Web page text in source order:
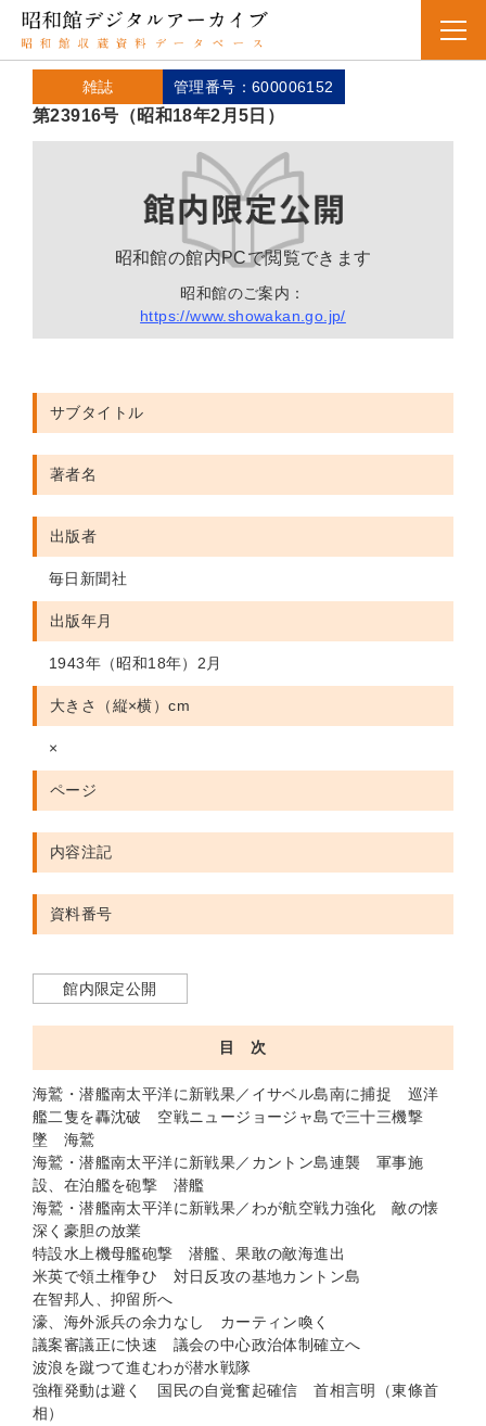
雑誌 管理番号：600006152
第23916号（昭和18年2月5日）
昭和館の館内PCで閲覧できます
昭和館のご案内：
https://www.showakan.go.jp/
サブタイトル
著者名
出版者
毎日新聞社
出版年月
1943年（昭和18年）2月
大きさ（縦×横）cm
×
ページ
内容注記
資料番号
館内限定公開
目 次
海鷲・潜艦南太平洋に新戦果／イサベル島南に捕捉 巡洋
艦二隻を轟沈破 空戦ニュージョージャ島で三十三機撃
墜 海鷲
海鷲・潜艦南太平洋に新戦果／カントン島連襲 軍事施
設、在泊艦を砲撃 潜艦
海鷲・潜艦南太平洋に新戦果／わが航空戦力強化 敵の懐
深く豪胆の放業
特設水上機母艦砲撃 潜艦、果敢の敵海進出
米英で領土権争ひ 対日反攻の基地カントン島
在智邦人、抑留所へ
濠、海外派兵の余力なし カーティン喚く
議案審議正に快速 議会の中心政治体制確立へ
波浪を蹴つて進むわが潜水戦隊
強権発動は避く 国民の自覚奮起確信 首相言明（東條首
相）